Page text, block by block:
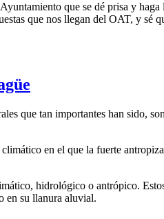
que se dé prisa y
que nos llegan del OAT, y sé
que tan importantes han sido,
en el que la fuerte
hidrológico o antrópico.
en su llanura aluvial.